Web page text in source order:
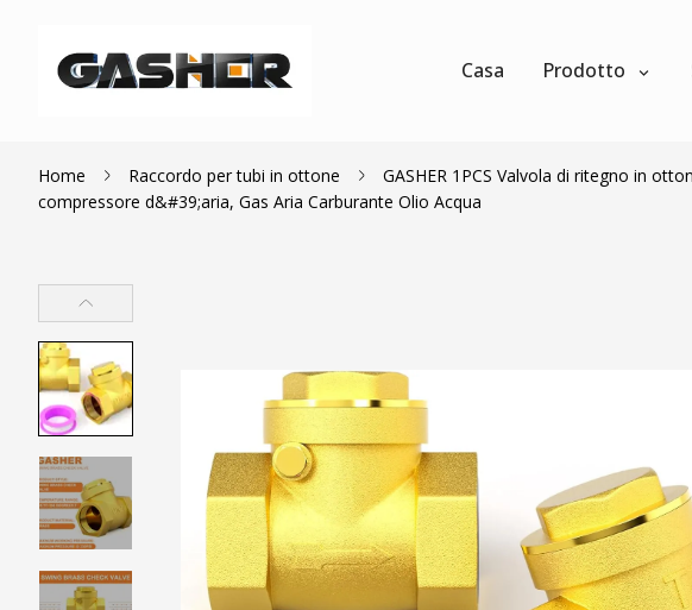
Casa Prodotto
Home Raccordo per tubi in ottone
GASHER 1PCS Valvola di ritegno in
compressore d&#39;aria, Gas Aria Carburante Olio Acqua